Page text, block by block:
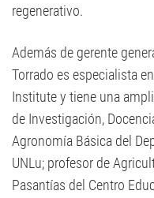
regenerativo.
Además de gerente
Torrado es especialista
Institute y tiene una
de Investigación,
Agronomía Básica del
UNLu; profesor de
Pasantías del Centro